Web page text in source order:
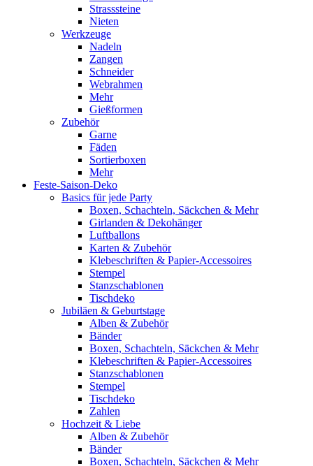
Strasssteine
Nieten
Werkzeuge
Nadeln
Zangen
Schneider
Webrahmen
Mehr
Gießformen
Zubehör
Garne
Fäden
Sortierboxen
Mehr
Feste-Saison-Deko
Basics für jede Party
Boxen, Schachteln, Säckchen & Mehr
Girlanden & Dekohänger
Luftballons
Karten & Zubehör
Klebeschriften & Papier-Accessoires
Stempel
Stanzschablonen
Tischdeko
Jubiläen & Geburtstage
Alben & Zubehör
Bänder
Boxen, Schachteln, Säckchen & Mehr
Klebeschriften & Papier-Accessoires
Stanzschablonen
Stempel
Tischdeko
Zahlen
Hochzeit & Liebe
Alben & Zubehör
Bänder
Boxen, Schachteln, Säckchen & Mehr